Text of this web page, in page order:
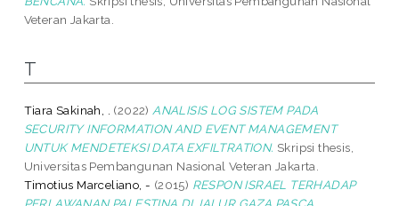
Veteran Jakarta.
T
Tiara Sakinah, . (2022) ANALISIS LOG SISTEM PADA
SECURITY INFORMATION AND EVENT MANAGEMENT
UNTUK MENDETEKSI DATA EXFILTRATION. Skripsi thesis,
Universitas Pembangunan Nasional Veteran Jakarta.
Timotius Marceliano, - (2015) RESPON ISRAEL TERHADAP